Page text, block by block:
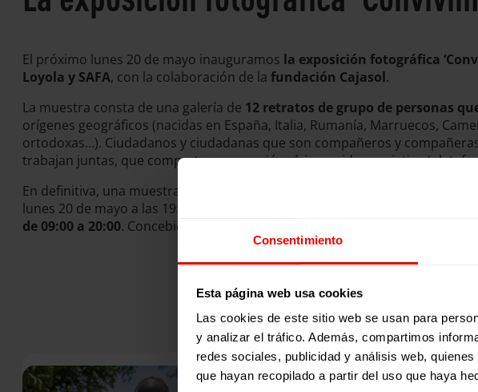
Consentimiento
Esta página web usa cookies
Las cookies de este sitio web se usan para
y analizar el tráfico. Además, compartimos
redes sociales, publicidad y análisis web,
que hayan recopilado a partir del uso que haya
El próximo lunes 20 de mayo inauguramos la exposición fotográfica
Loyola y SAFA, con la colaboración de la fundación Cajasol.
La muestra consta de una galería de 12 retratos de grupo de personas
orígenes geográficos (nacidas en España, Italia, Rumanía, Marruecos,
ortodoxas…). Ciudadanos y ciudadanas que son compañeros y
trabajan juntas, que comparten proyección cívica o vida asociativa
En definitiva, una muestra del mapa social de Sevilla a través de la
lunes 20 de mayo a las 19:30 (Avenida Eduardo Dato 20, Sevilla). La
de 09:00 a 20:00. Concebida como herramienta formativa para centros